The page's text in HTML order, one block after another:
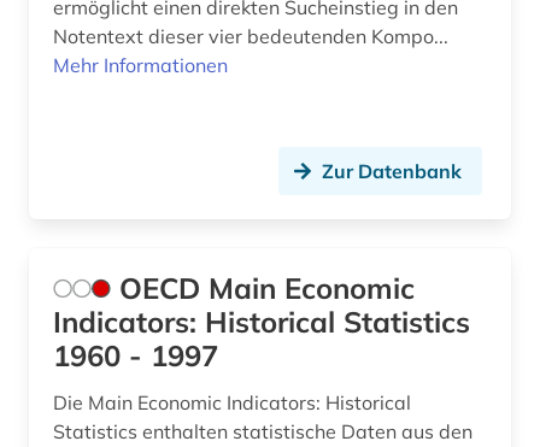
ermöglicht einen direkten Sucheinstieg in den
Notentext dieser vier bedeutenden Kompo...
Mehr Informationen
Zur Datenbank
OECD Main Economic
Indicators: Historical Statistics
1960 - 1997
Die Main Economic Indicators: Historical
Statistics enthalten statistische Daten aus den